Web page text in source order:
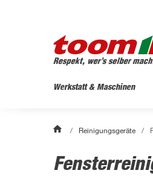
Werkstatt & Maschinen
/ Reinigungsgeräte /